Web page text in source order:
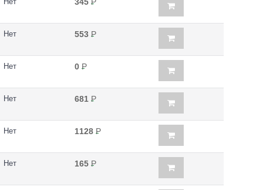
Нет 553 Р
Нет 0 Р
Нет 681 Р
Нет 1128 Р
Нет 165 Р